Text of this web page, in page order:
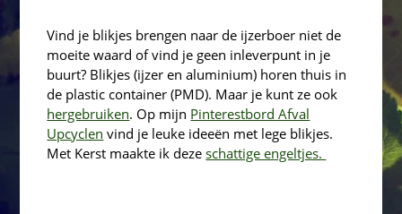
Vind je blikjes brengen naar de ijzerboer niet de
moeite waard of vind je geen inleverpunt in je
buurt? Blikjes (ijzer en aluminium) horen thuis in
de plastic container (PMD). Maar je kunt ze ook
hergebruiken. Op mijn Pinterestbord Afval
Upcyclen vind je leuke ideeën met lege blikjes.
Met Kerst maakte ik dezeschattige engeltjes.